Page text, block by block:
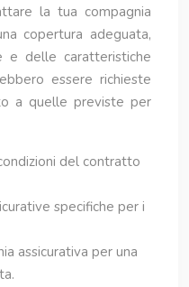
la tua compagnia
copertura adeguata,
e delle caratteristiche
essere richieste
a quelle previste per
del contratto
specifiche per i
assicurativa per una